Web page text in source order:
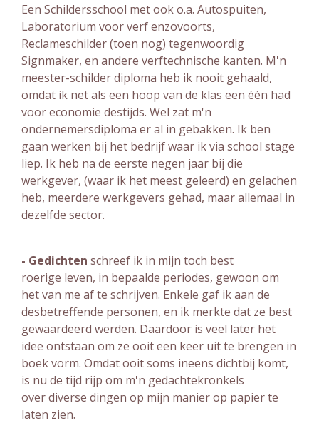
Een Schildersschool met ook o.a. Autospuiten,
Laboratorium voor verf enzovoorts,
Reclameschilder (toen nog) tegenwoordig
Signmaker, en andere verftechnische kanten. M'n
meester-schilder diploma heb ik nooit gehaald,
omdat ik net als een hoop van de klas een één had
voor economie destijds. Wel zat m'n
ondernemersdiploma er al in gebakken. Ik ben
gaan werken bij het bedrijf waar ik via school stage
liep. Ik heb na de eerste negen jaar bij die
werkgever, (waar ik het meest geleerd) en gelachen
heb, meerdere werkgevers gehad, maar allemaal in
dezelfde sector.
- Gedichten schreef ik in mijn toch best
roerige leven, in bepaalde periodes, gewoon om
het van me af te schrijven. Enkele gaf ik aan de
desbetreffende personen, en ik merkte dat ze best
gewaardeerd werden. Daardoor is veel later het
idee ontstaan om ze ooit een keer uit te brengen in
boek vorm. Omdat ooit soms ineens dichtbij komt,
is nu de tijd rijp om m'n gedachtekronkels
over diverse dingen op mijn manier op papier te
laten zien.